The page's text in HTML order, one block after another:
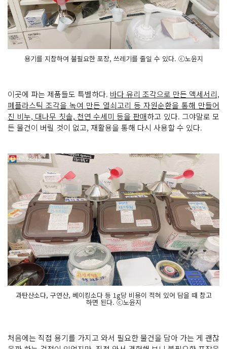
용기를 지참하여 불필요한 포장, 쓰레기를 줄일 수 있다. ⓒ노윤지
이곳에 파는 제품들도 특별하다. 바다 유리 조각으로 만든 액세서리,
폐플라스틱 조각을 녹여 만든 열쇠고리 등 자원순환을 통해 만들어
진 비누, 대나무 칫솔, 천연 수세미 등을 판매하고 있다. 그야말로 모
든 물건이 버릴 것이 없고, 재활용을 통해 다시 사용할 수 있다.
과탄산소다, 구연산, 베이킹소다 등 1g당 비용이 적혀 있어 담을 때 참고
하면 된다. ⓒ노윤지
처음에는 직접 용기를 가지고 와서 필요한 물건을 담아 가는 게 괜찮